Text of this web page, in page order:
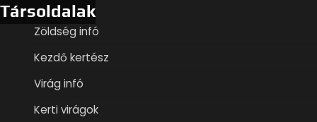
Társoldalak
Zöldség infó
Kezdő kertész
Virág infó
Kerti virágok